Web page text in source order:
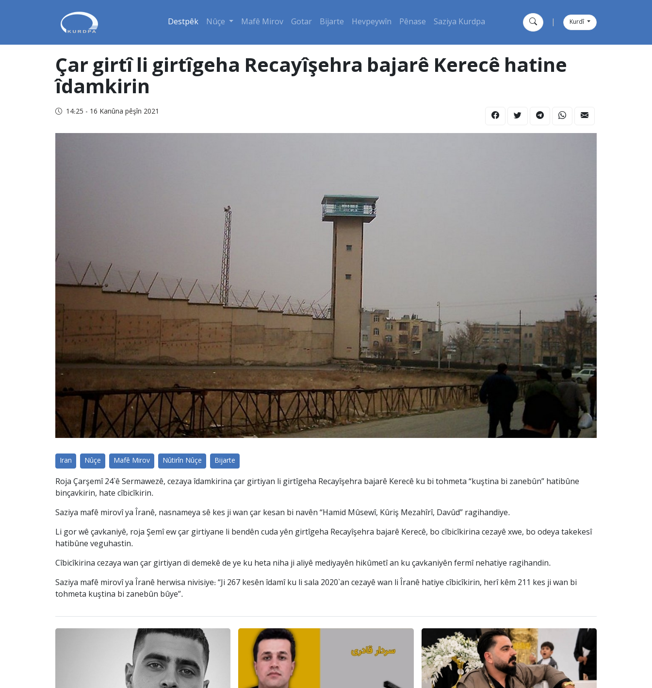
Destpêk Nûçe Mafê Mirov Gotar Bijarte Hevpeywîn Pênase Saziya Kurdpa Kurdî
Çar girtî li girtîgeha Recayîşehra bajarê Kerecê hatine
îdamkirin
14:25 - 16 Kanûna pêşîn 2021
Iran Nûçe Mafê Mirov Nûtirîn Nûçe Bijarte
Roja Çarşemî 24`ê Sermawezê, cezaya îdamkirina çar girtiyan li girtîgeha Recayîşehra bajarê Kerecê ku bi tohmeta “kuştina bi zanebûn” hatibûne
binçavkirin, hate cîbicîkirin.
Saziya mafê mirovî ya Îranê, nasnameya sê kes ji wan çar kesan bi navên “Hamid Mûsewî, Kûriş Mezahîrî, Davûd” ragihandiye.
Li gor wê çavkaniyê, roja Şemî ew çar girtiyane li bendên cuda yên girtîgeha Recayîşehra bajarê Kerecê, bo cîbicîkirina cezayê xwe, bo odeya takekesî
hatibûne veguhastin.
Cîbicîkirina cezaya wan çar girtiyan di demekê de ye ku heta niha ji aliyê mediyayên hikûmetî an ku çavkaniyên fermî nehatiye ragihandin.
Saziya mafê mirovî ya Îranê herwisa nivisiye: “Ji 267 kesên îdamî ku li sala 2020`an cezayê wan li Îranê hatiye cîbicîkirin, herî kêm 211 kes ji wan bi
tohmeta kuştina bi zanebûn bûye”.